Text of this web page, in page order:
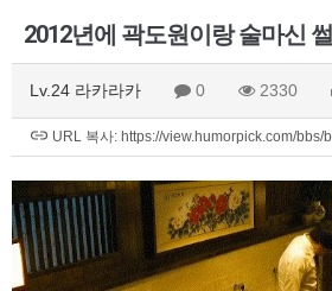
2012년에 곽도원이랑 술마신 썰
Lv.24 라카라카 0 2330
URL 복사: https://view.humorpick.com/